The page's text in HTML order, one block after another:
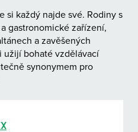
si každý najde své. Rodiny s
gastronomické zařízení,
a zavěšených
užijí bohaté vzdělávací
synonymem pro